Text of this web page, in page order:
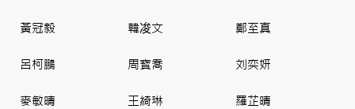
黃冠毅 韓𠗕文 鄭至真
呂柯鵬 周寳喬 刘奕妍
麥敏晴 王綺琳 羅芷晴